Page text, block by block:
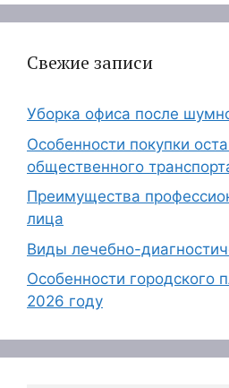
Свежие записи
Уборка офиса после
Особенности покупки
общественного
Преимущества
лица
Виды лечебно-
Особенности городского
2026 году